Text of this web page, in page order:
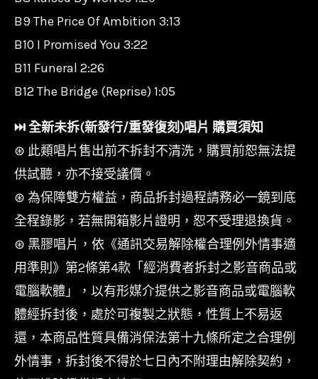
B9 The Price Of Ambition 3:13
B10 I Promised You 3:22
B11 Funeral 2:26
B12 The Bridge (Reprise) 1:05
⏭︎ 全新未拆(新發行/重發復刻)唱片 購買須知
⊛ 此類唱片售出前不拆封不清洗，購買前恕無法提
供試聽，亦不接受議價。
⊛ 為保障雙方權益，商品拆封過程請務必一鏡到底
全程錄影，若無開箱影片證明，恕不受理退換貨。
⊛ 黑膠唱片，依《通訊交易解除權合理例外情事適
用準則》第2條第4款「經消費者拆封之影音商品或
電腦軟體」，以有形媒介提供之影音商品或電腦軟
體經拆封後，處於可複製之狀態，性質上不易返
還，本商品性質具備消保法第十九條所定之合理例
外情事，拆封後不得於七日內不附理由解除契約，